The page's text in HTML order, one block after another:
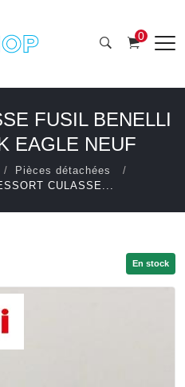
0
FUSIL BENELLI
EAGLE NEUF
Pièces détachées
CULASSE...
En stock